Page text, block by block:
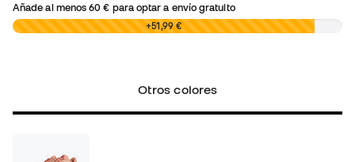
Añade al menos60 € para optar a envío gratuito
0,00 € +51,99 €
Otros colores